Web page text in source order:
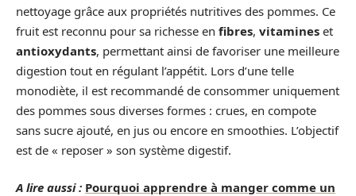
nettoyage grâce aux propriétés nutritives des pommes. Ce
fruit est reconnu pour sa richesse en fibres, vitamines et
antioxydants, permettant ainsi de favoriser une meilleure
digestion tout en régulant l’appétit. Lors d’une telle
monodiète, il est recommandé de consommer uniquement
des pommes sous diverses formes : crues, en compote
sans sucre ajouté, en jus ou encore en smoothies. L’objectif
est de « reposer » son système digestif.
A lire aussi : Pourquoi apprendre à manger comme un